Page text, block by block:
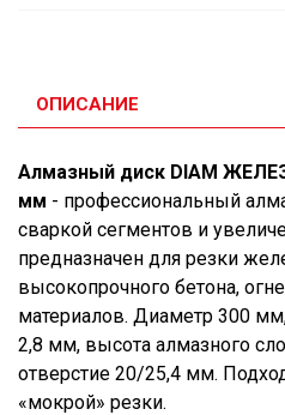
ОПИСАНИЕ
Алмазный диск DIAM
мм - профессиональный
сваркой сегментов и
предназначен для резки
высокопрочного бетона,
материалов. Диаметр 300
2,8 мм, высота алмазного
отверстие 20/25,4 мм.
«мокрой» резки.